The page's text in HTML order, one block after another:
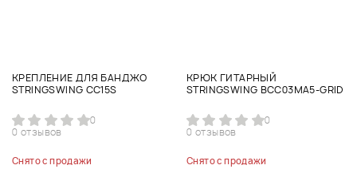
КРЕПЛЕНИЕ ДЛЯ БАНДЖО
STRINGSWING CC15S
0
0 отзывов
Снято с продажи
КРЮК ГИТАРНЫЙ
STRINGSWING BCC03MA5-GRID
0
0 отзывов
Снято с продажи